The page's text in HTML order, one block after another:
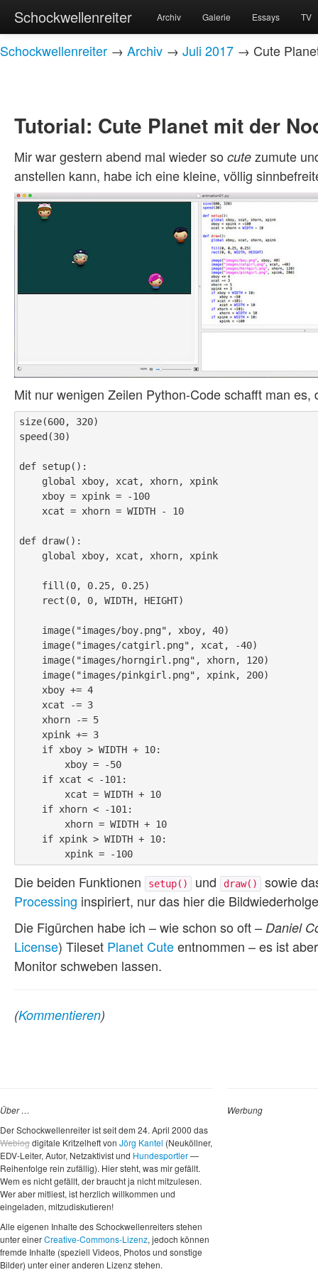
Schockwellenreiter Archiv Galerie Essays TV
Schockwellenreiter → Archiv → Juli 2017 → Cute
Tutorial: Cute Planet mit der
Mir war gestern abend mal wieder so cute zumute
anstellen kann, habe ich eine kleine, völlig
Mit nur wenigen Zeilen Python-Code schafft man
size(600, 320)
speed(30)
def setup():
def draw():
Die beiden Funktionen setup() und draw()
sowie
Processing inspiriert, nur das hier die
Die Figürchen habe ich – wie schon so oft – Daniel
License) Tileset Planet Cuteentnommen – es ist
Monitor schweben lassen.
(Kommentieren)
Über …
Der Schockwellenreiter ist seit dem 24. April 2000 das
Weblogdigitale Kritzelheft von Jörg Kantel (Neuköllner,
EDV-Leiter, Autor, Netzaktivist und Hundesportler—
Reihenfolge rein zufällig). Hier steht, was mir gefällt.
Wem es nicht gefällt, der braucht ja nicht mitzulesen.
Wer aber mitliest, ist herzlich willkommen und
eingeladen, mitzudiskutieren!
Alle eigenen Inhalte des Schockwellenreiters stehen
unter einerCreative-Commons-Lizenz, jedoch können
fremde Inhalte (speziell Videos, Photos und sonstige
Bilder) unter einer anderen Lizenz stehen.
Werbung